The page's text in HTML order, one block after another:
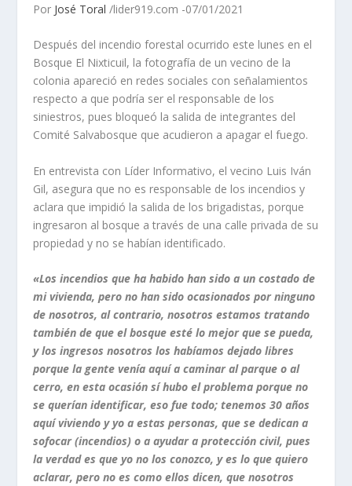
Por José Toral /lider919.com -07/01/2021
Después del incendio forestal ocurrido este lunes en el
Bosque El Nixticuil, la fotografía de un vecino de la
colonia apareció en redes sociales con señalamientos
respecto a que podría ser el responsable de los
siniestros, pues bloqueó la salida de integrantes del
Comité Salvabosque que acudieron a apagar el fuego.
En entrevista con Líder Informativo, el vecino Luis Iván
Gil, asegura que no es responsable de los incendios y
aclara que impidió la salida de los brigadistas, porque
ingresaron al bosque a través de una calle privada de su
propiedad y no se habían identificado.
«Los incendios que ha habido han sido a un costado de
mi vivienda, pero no han sido ocasionados por ninguno
de nosotros, al contrario, nosotros estamos tratando
también de que el bosque esté lo mejor que se pueda,
y los ingresos nosotros los habíamos dejado libres
porque la gente venía aquí a caminar al parque o al
cerro, en esta ocasión sí hubo el problema porque no
se querían identificar, eso fue todo; tenemos 30 años
aquí viviendo y yo a estas personas, que se dedican a
sofocar (incendios) o a ayudar a protección civil, pues
la verdad es que yo no los conozco, y es lo que quiero
aclarar, pero no es como ellos dicen, que nosotros